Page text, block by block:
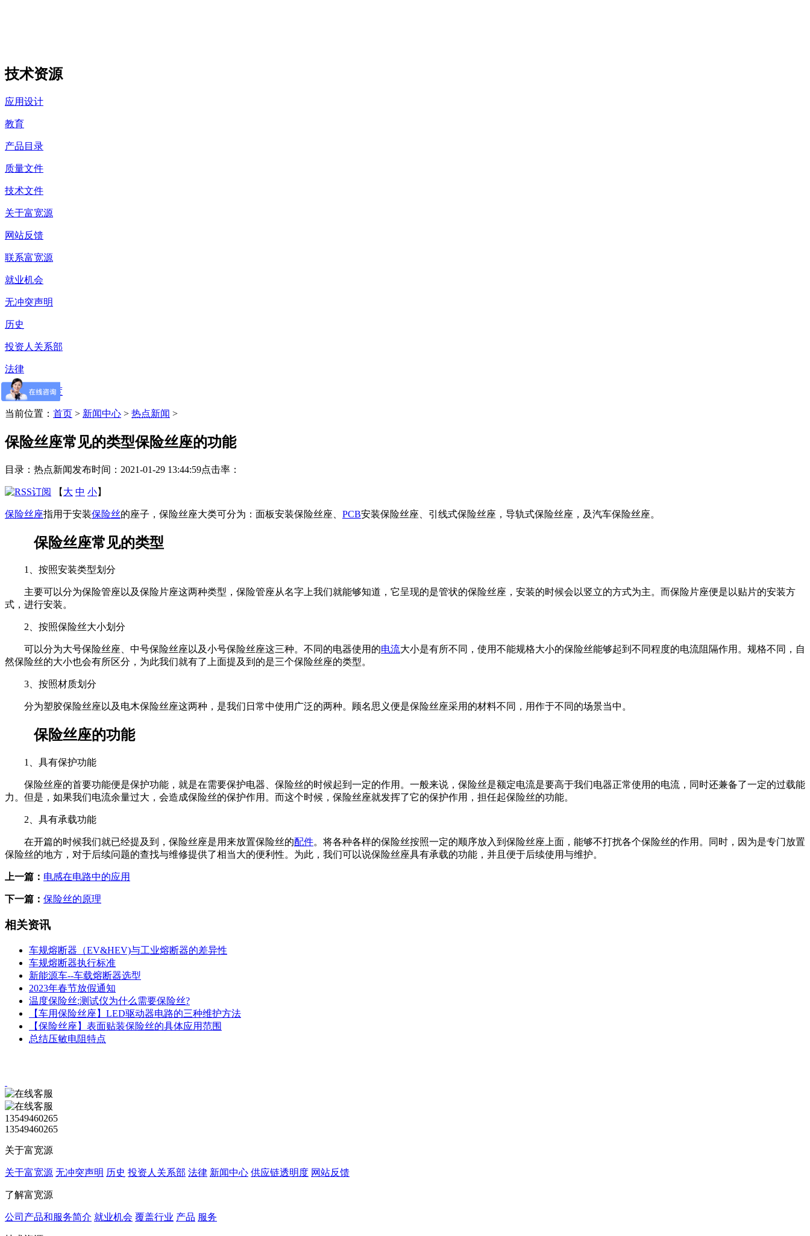
技术资源
应用设计
教育
产品目录
质量文件
技术文件
关于富宽源
网站反馈
联系富宽源
就业机会
无冲突声明
历史
投资人关系部
法律
供应链透明度
当前位置： 首页 > 新闻中心 > 热点新闻 >
保险丝座常见的类型保险丝座的功能
目录：热点新闻发布时间：2021-01-29 13:44:59点击率：
【 大 中 小】
保险丝座指用于安装保险丝的座子，保险丝座大类可分为：面板安装保险丝座、 PCB安装保险丝座、引线式保险丝座，导轨式保险丝座，及汽车保险丝座。
保险丝座常见的类型
1、按照安装类型划分
主要可以分为保险管座以及保险片座这两种类型，保险管座从名字上我们就能够知道，它呈现的是管状的保险丝座，安装的时候会以竖立的方式为主。而保险片座便是以贴片的安装方
式，进行安装。
2、按照保险丝大小划分
可以分为大号保险丝座、中号保险丝座以及小号保险丝座这三种。不同的电器使用的电流大小是有所不同，使用不能规格大小的保险丝能够起到不同程度的电流阻隔作用。规格不同，自
然保险丝的大小也会有所区分，为此我们就有了上面提及到的是三个保险丝座的类型。
3、按照材质划分
分为塑胶保险丝座以及电木保险丝座这两种，是我们日常中使用广泛的两种。顾名思义便是保险丝座采用的材料不同，用作于不同的场景当中。
保险丝座的功能
1、具有保护功能
保险丝座的首要功能便是保护功能，就是在需要保护电器、保险丝的时候起到一定的作用。一般来说，保险丝是额定电流是要高于我们电器正常使用的电流，同时还兼备了一定的过载能
力。但是，如果我们电流余量过大，会造成保险丝的保护作用。而这个时候，保险丝座就发挥了它的保护作用，担任起保险丝的功能。
2、具有承载功能
在开篇的时候我们就已经提及到，保险丝座是用来放置保险丝的配件。将各种各样的保险丝按照一定的顺序放入到保险丝座上面，能够不打扰各个保险丝的作用。同时，因为是专门放置
保险丝的地方，对于后续问题的查找与维修提供了相当大的便利性。为此，我们可以说保险丝座具有承载的功能，并且便于后续使用与维护。
上一篇： 电感在电路中的应用
下一篇： 保险丝的原理
相关资讯
车规熔断器（EV&HEV)与工业熔断器的差异性
车规熔断器执行标准
新能源车--车载熔断器选型
2023年春节放假通知
温度保险丝:测试仪为什么需要保险丝?
【车用保险丝座】LED驱动器电路的三种维护方法
【保险丝座】表面贴装保险丝的具体应用范围
总结压敏电阻特点
13549460265
13549460265
关于富宽源
关于富宽源 无冲突声明 历史 投资人关系部 法律 新闻中心 供应链透明度 网站反馈
了解富宽源
公司产品和服务简介 就业机会 覆盖行业 产品 服务